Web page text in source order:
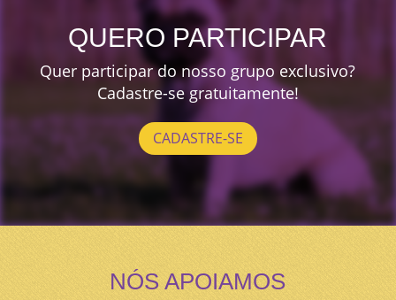
QUERO PARTICIPAR
Quer participar do nosso grupo exclusivo?
Cadastre-se gratuitamente!
CADASTRE-SE
NÓS APOIAMOS